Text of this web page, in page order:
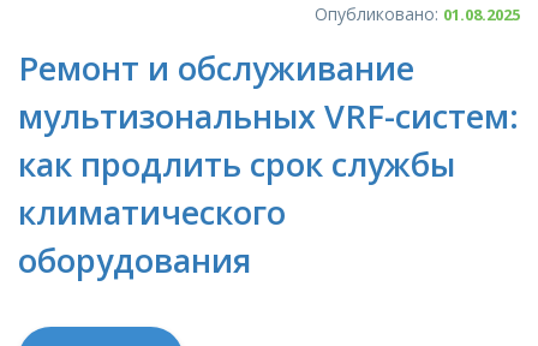
Опубликовано: 01.08.2025
Ремонт и обслуживание
мультизональных VRF-систем:
как продлить срок службы
климатического
оборудования